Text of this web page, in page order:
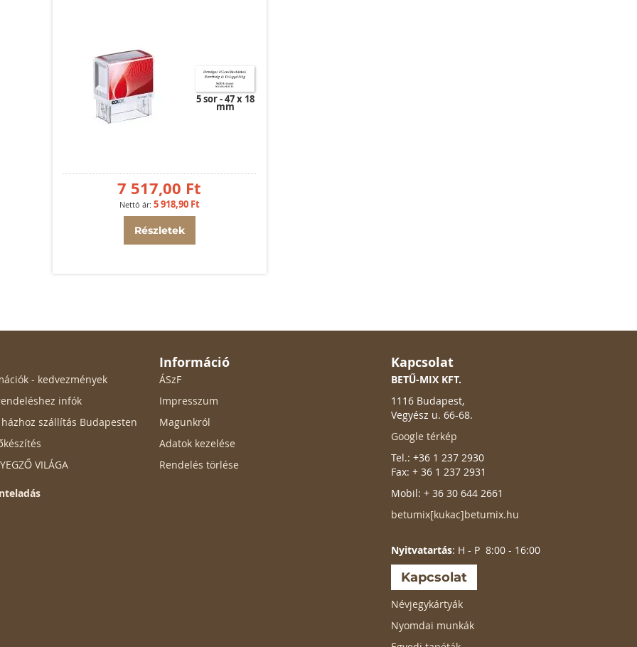
5 sor 47 x 18
mm
7 517,00 Ft
5 918,90 Ft
Részletek
- kedvezmények
infók
házhoz szállítás Budapesten
VILÁGA
Információ
ÁSzF
Impresszum
Magunkról
Adatok kezelése
Rendelés törlése
Kapcsolat
BETŰ-MIX KFT.
1116 Budapest,
Vegyész u. 66-68.
Google térkép
Tel.: +36 1 237 2930
Fax: + 36 1 237 2931
Mobil: + 36 30 644 2661
betumix[kukac]betumix.hu
Nyitvatartás: H - P 8:00 - 16:00
Kapcsolat
Névjegykártyák
Nyomdai munkák